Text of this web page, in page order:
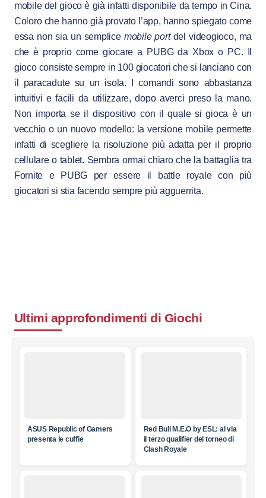
mobile del gioco è già infatti disponibile da tempo in Cina.
Coloro che hanno già provato l’app, hanno spiegato come
essa non sia un semplicemobile portdel videogioco, ma
che è proprio come giocare a PUBG da Xbox o PC. Il
gioco consiste sempre in 100 giocatori che si lanciano con
il paracadute su un isola. I comandi sono abbastanza
intuitivi e facili da utilizzare, dopo averci preso la mano.
Non importa se il dispositivo con il quale si gioca è un
vecchio o un nuovo modello: la versione mobile permette
infatti di scegliere la risoluzione più adatta per il proprio
cellulare o tablet. Sembra ormai chiaro che la battaglia tra
Fornite e PUBG per essere il battle royale con più
giocatori si stia facendo sempre più agguerrita.
Ultimi approfondimenti di Giochi
ASUS Republic of Gamers
presenta le cuffie
Red Bull M.E.O by ESL: al via
il terzo qualifier del torneo di
Clash Royale